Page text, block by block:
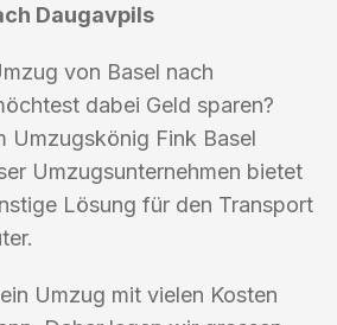
Daugavpils
von Basel nach
dabei Geld sparen?
Umzugskönig Fink Basel
Umzugsunternehmen bietet
Lösung für den Transport
Umzug mit vielen Kosten